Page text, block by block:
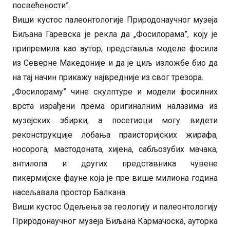
посвећености”.
Виши кустос палеонтологије Природонаучног музеја
Биљана Гаревска је рекла да „Фосилорама”, коју је
припремила као аутор, представља моделе фосила
из Северне Македоније и да је циљ изложбе био да
на тај начин прикажу највредније из свог трезора.
„Фосилораму” чине скулптуре и модели фосилних
врста израђени према оригиналним налазима из
музејских збирки, а посетиоци могу видети
реконструкције лобања праисторијских жирафа,
носорога, мастодоната, хијена, сабљозубих мачака,
антилопа и других представника чувене
пикермијске фауне која је пре више милиона година
насељавала простор Балкана.
Виши кустос Одељења за геологију и палеонтологију
Природонаучног музеја Биљана Кармачоска, ауторка